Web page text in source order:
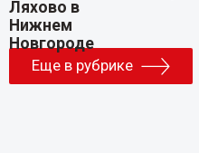
Еще в рубрике